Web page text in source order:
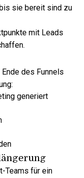
sie bereit sind zu
mit Leads
des Funnels
generiert
Teams für ein